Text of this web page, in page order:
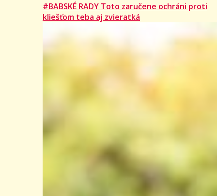
#BABSKÉ RADY Toto zaručene ochráni proti
kliešťom teba aj zvieratká